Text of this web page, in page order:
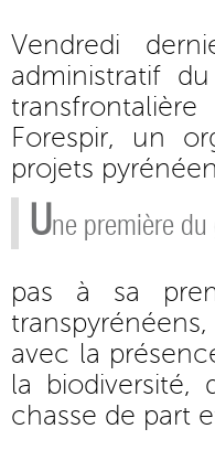
Vendredi
administratif
Forespir, un
projets
Une première du
pas à sa
avec la
la biodiversité,
chasse de part